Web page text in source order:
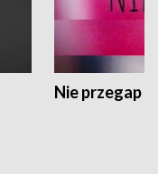
Nie przegap